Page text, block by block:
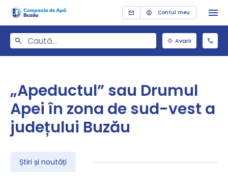
Contul meu
Avarii
„Apeductul” sau Drumul
Apei în zona de sud-vest a
județului Buzău
Știri și noutăți